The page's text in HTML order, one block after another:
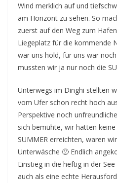
Wind merklich auf und
am Horizont zu sehen. So
zuerst auf den Weg zum
Liegeplatz für die kommende
war uns hold, für uns war
mussten wir ja nur noch die
Unterwegs im Dinghi stellten
vom Ufer schon recht hoch
Perspektive noch
sich bemühte, wir hatten
SUMMER erreichten, waren
Unterwäsche 🙁 Endlich
Einstieg in die heftig in der
auch als eine echte